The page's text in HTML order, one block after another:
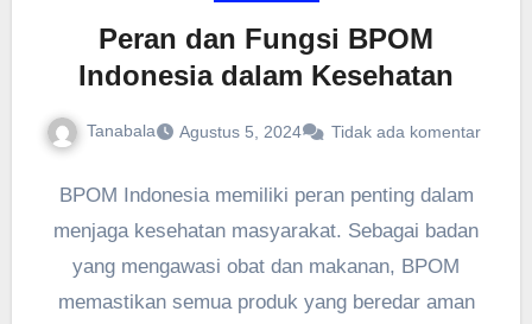
Peran dan Fungsi BPOM
Indonesia dalam Kesehatan
Tanabala Agustus 5, 2024 Tidak ada komentar
BPOM Indonesia memiliki peran penting dalam
menjaga kesehatan masyarakat. Sebagai badan
yang mengawasi obat dan makanan, BPOM
memastikan semua produk yang beredar aman